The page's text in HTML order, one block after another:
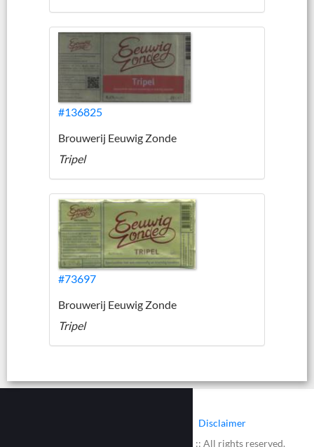
#136825
Brouwerij Eeuwig Zonde
Tripel
#73697
Brouwerij Eeuwig Zonde
Tripel
Disclaimer
© 2002 - 2026 :: www.bieretiketten.nl :: All rights reserved.